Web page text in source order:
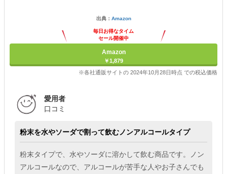
出典： Amazon
毎日お得なタイム
セール開催中
Amazon
￥1,879
※各社通販サイトの 2024年10月28日時点 での税込価格
愛用者
口コミ
粉末を水やソーダで割って飲むノンアルコールタイプ
粉末タイプで、水やソーダに溶かして飲む商品です。ノン
アルコールなので、アルコールが苦手な人やお子さんでも